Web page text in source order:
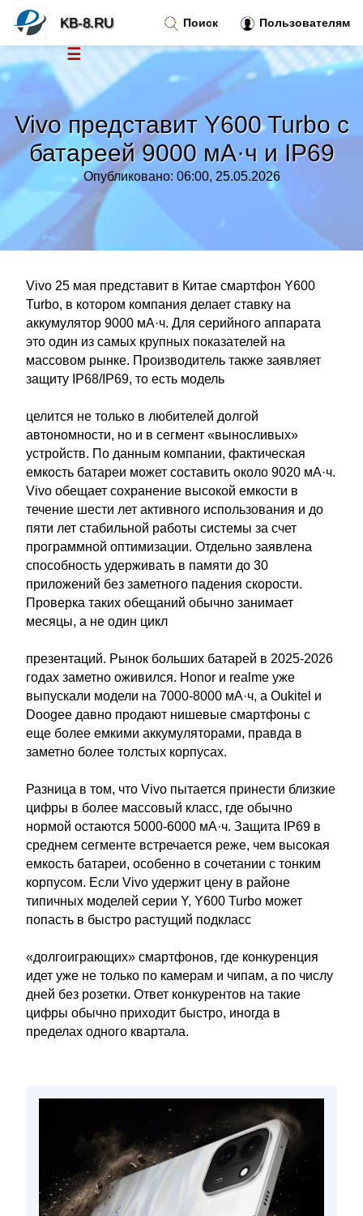
Vivo представит Y600 Turbo с
батареей 9000 мА·ч и IP69
Опубликовано: 06:00, 25.05.2026
Vivo 25 мая представит в Китае смартфон Y600
Turbo, в котором компания делает ставку на
аккумулятор 9000 мА·ч. Для серийного аппарата
это один из самых крупных показателей на
массовом рынке. Производитель также заявляет
защиту IP68/IP69, то есть модель
целится не только в любителей долгой
автономности, но и в сегмент «выносливых»
устройств. По данным компании, фактическая
емкость батареи может составить около 9020 мА·ч.
Vivo обещает сохранение высокой емкости в
течение шести лет активного использования и до
пяти лет стабильной работы системы за счет
программной оптимизации. Отдельно заявлена
способность удерживать в памяти до 30
приложений без заметного падения скорости.
Проверка таких обещаний обычно занимает
месяцы, а не один цикл
презентаций. Рынок больших батарей в 2025-2026
годах заметно оживился. Honor и realme уже
выпускали модели на 7000-8000 мА·ч, а Oukitel и
Doogee давно продают нишевые смартфоны с
еще более емкими аккумуляторами, правда в
заметно более толстых корпусах.
Разница в том, что Vivo пытается принести близкие
цифры в более массовый класс, где обычно
нормой остаются 5000-6000 мА·ч. Защита IP69 в
среднем сегменте встречается реже, чем высокая
емкость батареи, особенно в сочетании с тонким
корпусом. Если Vivo удержит цену в районе
типичных моделей серии Y, Y600 Turbo может
попасть в быстро растущий подкласс
«долгоиграющих» смартфонов, где конкуренция
идет уже не только по камерам и чипам, а по числу
дней без розетки. Ответ конкурентов на такие
цифры обычно приходит быстро, иногда в
пределах одного квартала.
Поиск Пользователям
KB-8.RU
☰
Новости
Тренды новостей»
Рубрики»
Контакт»